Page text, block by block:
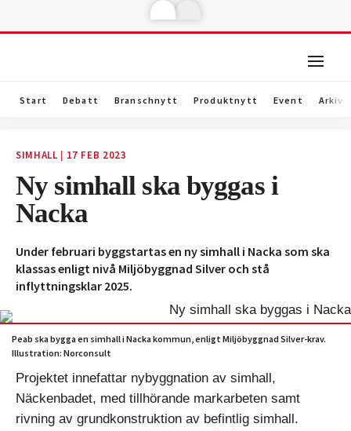
Start Debatt Branschnytt Produktnytt Event Arkiv
SIMHALL 17 FEB 2023
Ny simhall ska byggas i
Nacka
Under februari byggstartas en ny simhall i Nacka som ska
klassas enligt nivå Miljöbyggnad Silver och stå
inflyttningsklar 2025.
Peab ska bygga en simhall i Nacka kommun, enligt Miljöbyggnad Silver-krav.
Illustration: Norconsult
Projektet innefattar nybyggnation av simhall,
Näckenbadet, med tillhörande markarbeten samt
rivning av grundkonstruktion av befintlig simhall.